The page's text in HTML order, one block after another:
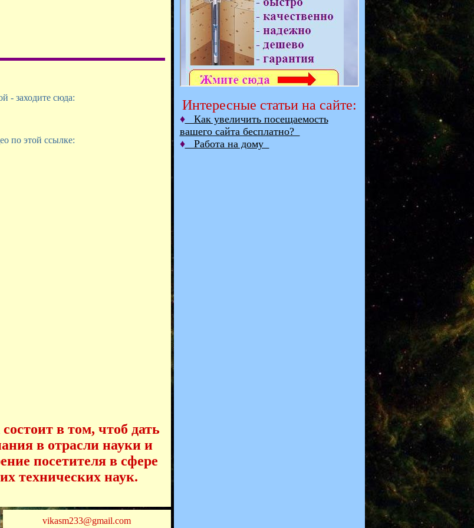
- заходите сюда:
по этой ссылке:
в том, чтоб дать
в отрасли науки и
посетителя в сфере
технических наук.
Интересные статьи на сайте:
♦Как увеличить посещаемость
вашего сайта бесплатно?
♦Работа на дому
vikasm233@gmail.com